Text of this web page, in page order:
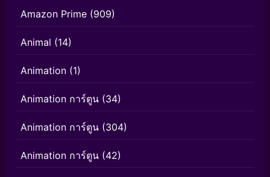
Amazon Prime (909)
Animal (14)
Animation (1)
Animation การ์ตูน (34)
Animation การ์ตูน (304)
Animation การ์ตูน (42)